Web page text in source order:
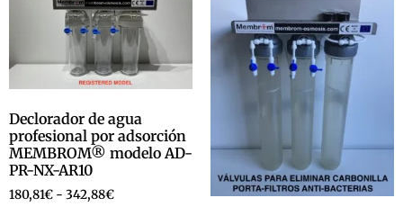
Declorador de agua
profesional por adsorción
MEMBROM® modelo AD-
PR-NX-AR10
180,81€ - 342,88€